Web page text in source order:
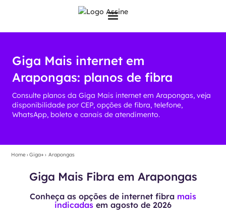
Giga Mais internet em
Arapongas: planos de fibra
Consulte planos da Giga Mais internet em Arapongas, veja
disponibilidade por CEP, opções de fibra, telefone,
WhatsApp, boleto e canais de atendimento.
Home›Giga+› Arapongas
Giga Mais Fibra em Arapongas
Conheça as opções de internet fibra mais
indicadas em agosto de 2026